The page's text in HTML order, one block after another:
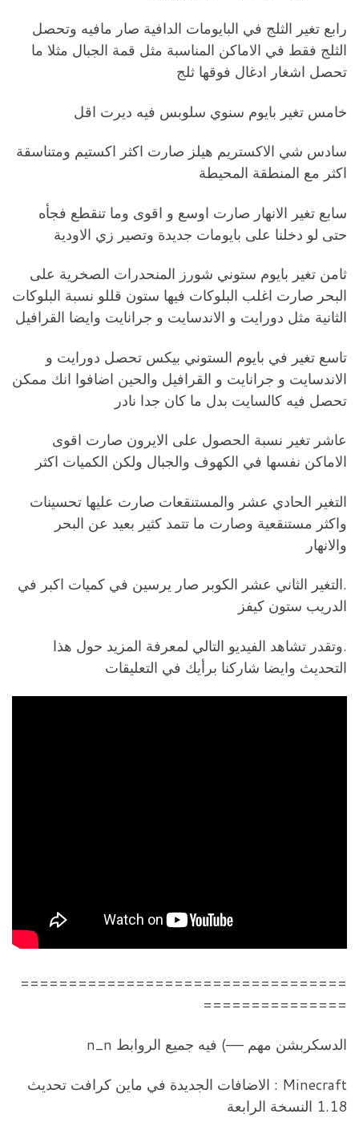
رابع تغير الثلج في البايومات الدافية صار مافيه وتحصل
الثلج فقط في الاماكن المناسبة مثل قمة الجبال مثلا ما
تحصل اشغار ادغال فوقها ثلج
خامس تغير بايوم سنوي سلوبس فيه ديرت اقل
سادس شي الاكستريم هيلز صارت اكثر اكستيم ومتناسقة
اكثر مع المنطقة المحيطة
سابع تغير الانهار صارت اوسع و اقوى وما تنقطع فجأه
حتى لو دخلنا على بايومات جديدة وتصير زي الاودية
ثامن تغير بايوم ستوني شورز المنحدرات الصخرية على
البحر صارت اغلب البلوكات فيها ستون قللو نسبة البلوكات
الثانية مثل دورايت و الاندسايت و جرانايت وايضا القرافيل
تاسع تغير في بايوم الستوني بيكس تحصل دورايت و
الاندسايت و جرانايت و القرافيل والحين اضافوا انك ممكن
تحصل فيه كالسايت بدل ما كان جدا نادر
عاشر تغير نسبة الحصول على الايرون صارت اقوى
الاماكن نفسها في الكهوف والجبال ولكن الكميات اكثر
التغير الحادي عشر والمستنقعات صارت عليها تحسينات
واكثر مستنقعية وصارت ما تتمد كثير بعيد عن البحر
والانهار
.التغير الثاني عشر الكوبر صار يرسين في كميات اكبر في
الدريب ستون كيفز
.وتقدر تشاهد الفيديو التالي لمعرفة المزيد حول هذا
التحديث وايضا شاركنا برأيك في التعليقات
==================================
===============
الدسكربشن مهم —–) فيه جميع الروابط n_n
Minecraft : الاضافات الجديدة في ماين كرافت تحديث
1.18 النسخة الرابعة